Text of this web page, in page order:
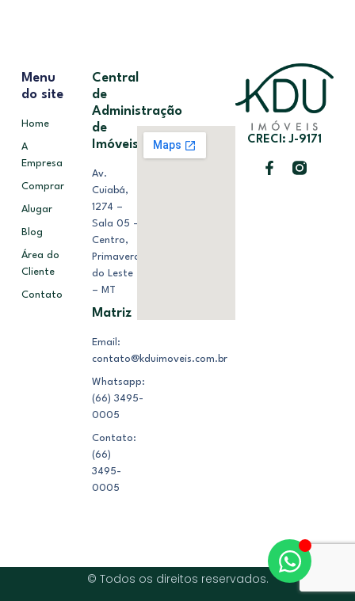
CRECI: J-9171
Menu
do site
Home
A
Empresa
Comprar
Alugar
Blog
Área do
Cliente
Contato
Central
de
Administração
de
Imóveis
Av.
Cuiabá,
1274 –
Sala 05 –
Centro,
Primavera
do Leste
– MT
Matriz
Email:
contato@kduimoveis.com.br
Whatsapp:
(66) 3495-
0005
Contato:
(66)
3495-
0005
© Todos os direitos reservados.